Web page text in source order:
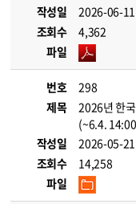
작성일
2026-06-11
조회수
4,362
파일
번호
298
제목
2026년 한
(~6.4.
작성일
2026-05-21
조회수
14,258
파일